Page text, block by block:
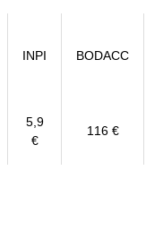
INPI BODACC
5,9
€
116 €